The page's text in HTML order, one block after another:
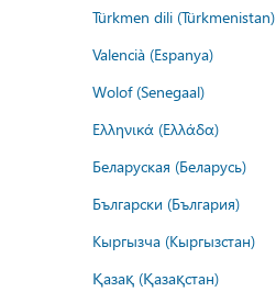
Türkmen dili (Türkmenistan)
Valencià (Espanya)
Wolof (Senegaal)
Ελληνικά (Ελλάδα)
Беларуская (Беларусь)
Български (България)
Кыргызча (Кыргызстан)
Қазақ (Қазақстан)